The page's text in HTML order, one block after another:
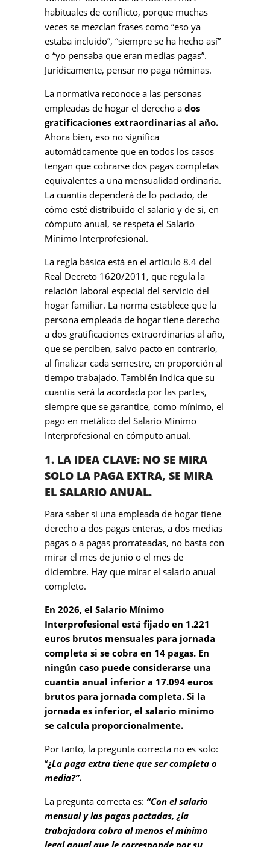
habituales de conflicto, porque muchas
veces se mezclan frases como “eso ya
estaba incluido”, “siempre se ha hecho así”
o “yo pensaba que eran medias pagas”.
Jurídicamente, pensar no paga nóminas.
La normativa reconoce a las personas
empleadas de hogar el derecho a dos
gratificaciones extraordinarias al año.
Ahora bien, eso no significa
automáticamente que en todos los casos
tengan que cobrarse dos pagas completas
equivalentes a una mensualidad ordinaria.
La cuantía dependerá de lo pactado, de
cómo esté distribuido el salario y de si, en
cómputo anual, se respeta el Salario
Mínimo Interprofesional.
La regla básica está en el artículo 8.4 del
Real Decreto 1620/2011, que regula la
relación laboral especial del servicio del
hogar familiar. La norma establece que la
persona empleada de hogar tiene derecho
a dos gratificaciones extraordinarias al año,
que se perciben, salvo pacto en contrario,
al finalizar cada semestre, en proporción al
tiempo trabajado. También indica que su
cuantía será la acordada por las partes,
siempre que se garantice, como mínimo, el
pago en metálico del Salario Mínimo
Interprofesional en cómputo anual.
1. LA IDEA CLAVE: NO SE MIRA
SOLO LA PAGA EXTRA, SE MIRA
EL SALARIO ANUAL.
Para saber si una empleada de hogar tiene
derecho a dos pagas enteras, a dos medias
pagas o a pagas prorrateadas, no basta con
mirar el mes de junio o el mes de
diciembre. Hay que mirar el salario anual
completo.
En 2026, el Salario Mínimo
Interprofesional está fijado en 1.221
euros brutos mensuales para jornada
completa si se cobra en 14 pagas. En
ningún caso puede considerarse una
cuantía anual inferior a 17.094 euros
brutos para jornada completa. Si la
jornada es inferior, el salario mínimo
se calcula proporcionalmente.
Por tanto, la pregunta correcta no es solo:
“¿La paga extra tiene que ser completa o
media?”.
La pregunta correcta es: “Con el salario
mensual y las pagas pactadas, ¿la
trabajadora cobra al menos el mínimo